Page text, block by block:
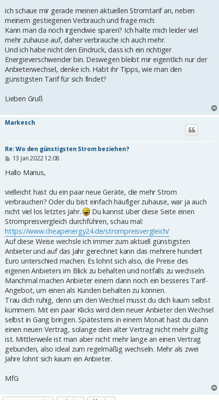
a
g
ich schaue mir gerade meinen aktuellen Stromtarif an, neben
meinem gestiegenen Verbrauch und frage mich:
Kann man da noch irgendwie sparen? Ich halte mich leider viel
mehr zuhause auf, daher verbrauche ich auch mehr.
Und ich habe nicht den Eindruck, dass ich ein richtiger
Energieverschwender bin. Deswegen bleibt mir eigentlich nur der
Anbieterwechsel, denke ich. Habt ihr Tipps, wie man den
günstigsten Tarif für sich findet?
Lieben Gruß
Markesch
Re: Wo den günstigsten Strom beziehen?
B
i
a
g
13 Jan 2022 12:08
Hallo Marius,
vielleicht hast du ein paar neue Geräte, die mehr Strom
verbrauchen? Oder du bist einfach häufiger zuhause, war ja auch
nicht viel los letztes Jahr.
Du kannst über diese Seite einen
Strompreisvergleich durchführen, schau mal:
https://www.cheapenergy24.de/strompreisvergleich/
Auf diese Weise wechsle ich immer zum aktuell günstigsten
Anbieter und auf das Jahr gerechnet kann das mehrere hundert
Euro unterschied machen. Es lohnt sich also, die Preise des
eigenen Anbieters im Blick zu behalten und notfalls zu wechseln.
Manchmal machen Anbieter einem dann noch ein besseres Tarif-
Angebot, um einen als Kunden behalten zu können.
Trau dich ruhig, denn um den Wechsel musst du dich kaum selbst
kümmern. Mit ein paar Klicks wird dein neuer Anbieter den Wechsel
selbst in Gang bringen. Spätestens in einem Monat hast du dann
einen neuen Vertrag, solange dein alter Vertrag nicht mehr gültig
ist. Mittlerweile ist man aber nicht mehr lange an einen Vertrag
gebunden, also ideal zum regelmäßig wechseln. Mehr als zwei
Jahre lohnt sich kaum ein Anbieter.
MfG